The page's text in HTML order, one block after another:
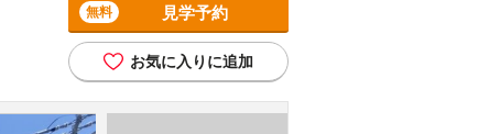
見学予約
無料
お気に入りに追加